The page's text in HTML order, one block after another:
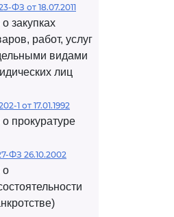
ФЗ от 18.07.2011
закупках
работ, услуг
видами
лиц
1 от 17.01.1992
прокуратуре
ФЗ 26.10.2002
о